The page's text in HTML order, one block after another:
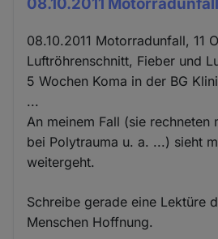
08.10.2011
08.10.2011 Motorradunfall, 11
Luftröhrenschnitt, Fieber und
5 Wochen Koma in der BG
...
An meinem Fall (sie rechneten
bei Polytrauma u. a. ...) sieht
weitergeht.
Schreibe gerade eine Lektüre
Menschen Hoffnung.